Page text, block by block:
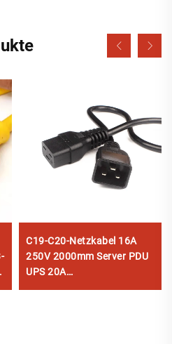
C19-C20-Netzkabel 16A
250V 2000mm Server PDU
UPS 20A